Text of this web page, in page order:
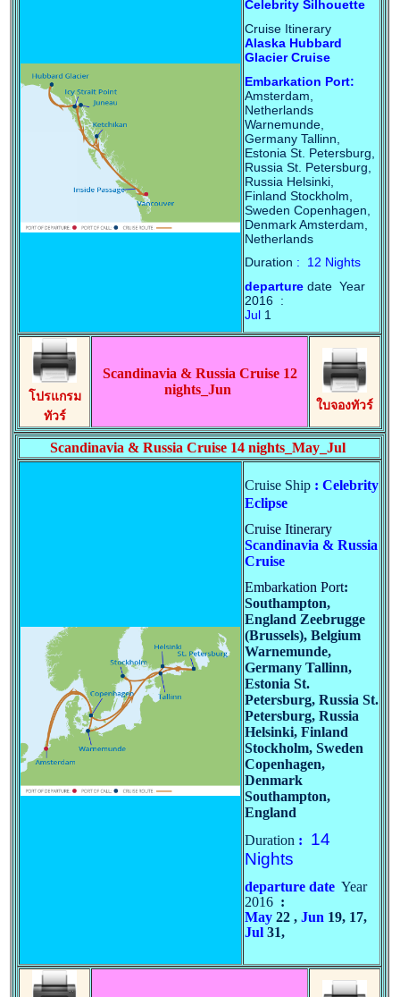
Celebrity Silhouette
Cruise Itinerary
Alaska Hubbard
Glacier Cruise
Embarkation Port:
Amsterdam,
Netherlands
Warnemunde,
Germany Tallinn,
Estonia St. Petersburg,
Russia St. Petersburg,
Russia Helsinki,
Finland Stockholm,
Sweden Copenhagen,
Denmark Amsterdam,
Netherlands
Duration : 12 Nights
departure date Year
2016 :
Jul 1
โปรแกรม
ทัวร์
Scandinavia & Russia Cruise 12
nights_Jun
ใบจองทัวร์
Scandinavia & Russia Cruise 14 nights_May_Jul
Cruise Ship : Celebrity
Eclipse
Cruise Itinerary
Scandinavia & Russia
Cruise
Embarkation Port:
Southampton,
England Zeebrugge
(Brussels), Belgium
Warnemunde,
Germany Tallinn,
Estonia St.
Petersburg, Russia St.
Petersburg, Russia
Helsinki, Finland
Stockholm, Sweden
Copenhagen,
Denmark
Southampton,
England
Duration :
14
Nights
departure date Year
2016 :
May 22 ,Jun 19, 17,
Jul 31,